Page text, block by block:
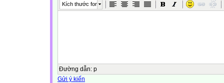
Kích thước font
Đường dẫn: p
Gửi ý kiến